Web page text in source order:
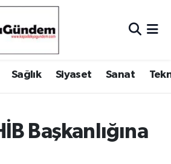
Sağlık Siyaset Sanat
Başkanlığına
Durumu ve Fikstür